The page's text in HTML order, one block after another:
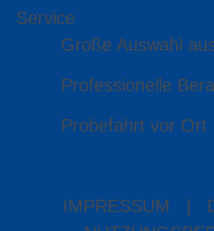
Service
Große Auswahl
Professionelle
Probefahrt vor Ort
IMPRESSUM